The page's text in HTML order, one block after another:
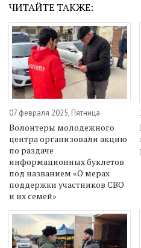
ЧИТАЙТЕ ТАКЖЕ:
07 февраля 2025, Пятница
Волонтеры молодежного
центра организовали акцию
по раздаче
информационных буклетов
под названием «О мерах
поддержки участников СВО
и их семей»